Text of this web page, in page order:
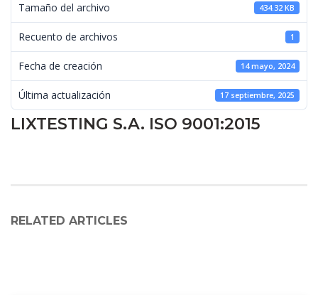
Tamaño del archivo 434.32 KB
Recuento de archivos 1
Fecha de creación 14 mayo, 2024
Última actualización 17 septiembre, 2025
LIXTESTING S.A. ISO 9001:2015
RELATED ARTICLES